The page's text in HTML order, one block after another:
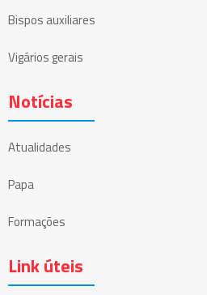
Bispos auxiliares
Vigários gerais
Notícias
Atualidades
Papa
Formações
Link úteis